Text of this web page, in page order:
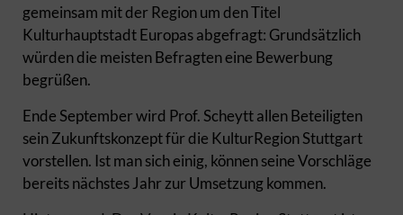
gemeinsam mit der Region um den Titel
Kulturhauptstadt Europas abgefragt: Grundsätzlich
würden die meisten Befragten eine Bewerbung
begrüßen.
Ende September wird Prof. Scheytt allen Beteiligten
sein Zukunftskonzept für die KulturRegion Stuttgart
vorstellen. Ist man sich einig, können seine Vorschläge
bereits nächstes Jahr zur Umsetzung kommen.